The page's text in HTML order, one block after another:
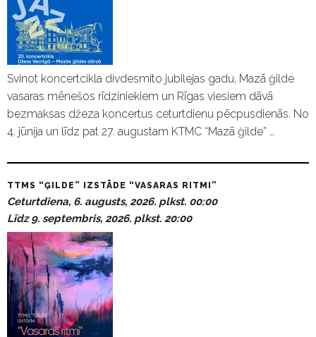
Svinot koncertcikla divdesmito jubilejas gadu, Mazā ģilde
vasaras mēnešos rīdziniekiem un Rīgas viesiem dāvā
bezmaksas džeza koncertus ceturtdienu pēcpusdienās. No
4. jūnija un līdz pat 27. augustam KTMC “Mazā ģilde” …
TTMS “ĢILDE” IZSTĀDE “VASARAS RITMI”
Ceturtdiena, 6. augusts, 2026. plkst. 00:00
Līdz 9. septembris, 2026. plkst. 20:00